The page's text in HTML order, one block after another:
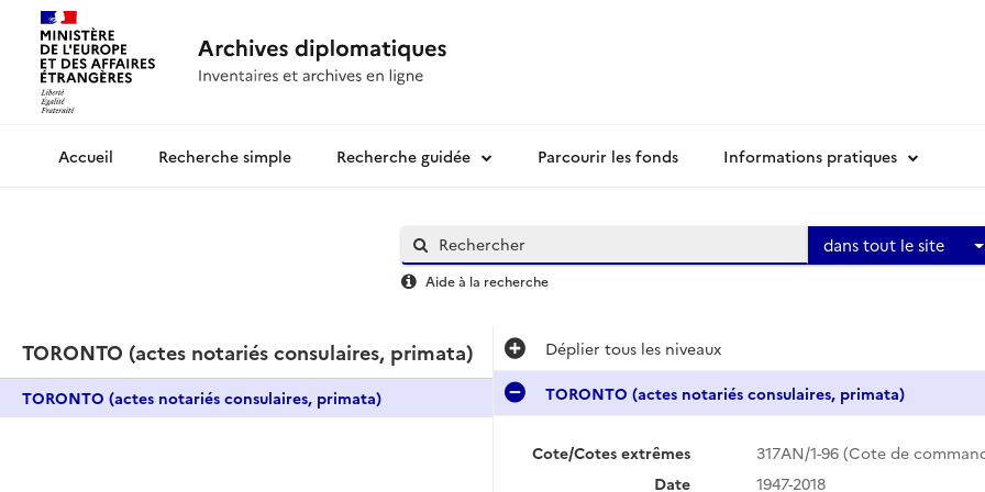
Archives diplomatiquesRecherche simple Recherche guidée Parcourir les fonds Informations pratiques
dans tout le site
Aide à la recherche
TORONTO (actes notariés consulaires, primata)
TORONTO (actes notariés consulaires, primata)
Déplier tous les niveaux
TORONTO (actes notariés consulaires, primata)
Cote/Cotes extrêmes
317AN/1-96 (Cote de
Date
1947-2018